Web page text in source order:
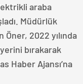
araba
Müdürlük
2022 yılında
bırakarak
Haber Ajansı’na